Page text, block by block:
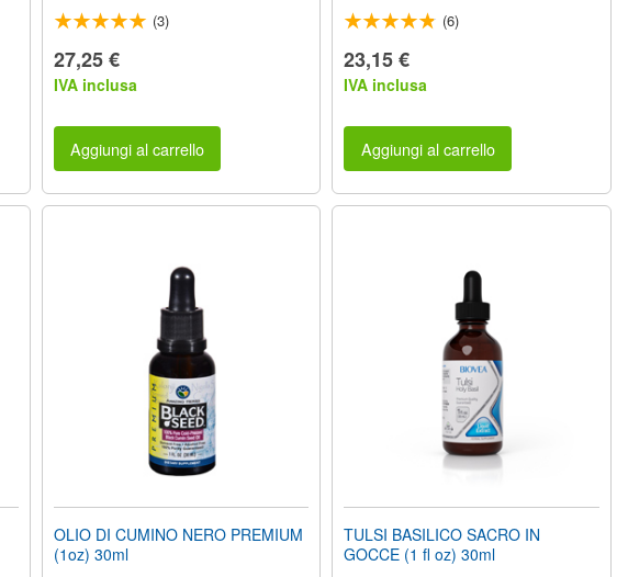
(3)
27,25 €
IVA inclusa
Aggiungi al carrello
(6)
23,15 €
IVA inclusa
Aggiungi al carrello
OLIO DI CUMINO NERO PREMIUM
(1oz) 30ml
TULSI BASILICO SACRO IN
GOCCE (1 fl oz) 30ml